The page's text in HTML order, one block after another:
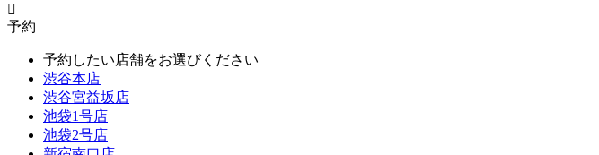
予約
予約したい店舗をお選びください
渋谷本店
渋谷宮益坂店
池袋1号店
池袋2号店